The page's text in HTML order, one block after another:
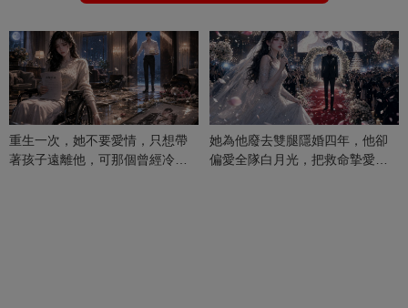
重生一次，她不要愛情，只想帶
著孩子遠離他，可那個曾經冷漠
她為他廢去雙腿隱婚四年，他卻
偏愛全隊白月光，把救命摯愛當